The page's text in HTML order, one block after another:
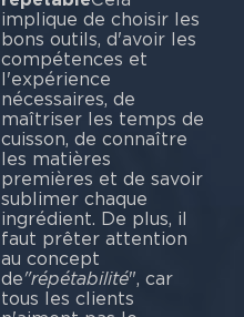
implique de choisir les
bons outils, d'avoir les
compétences et
l'expérience
nécessaires, de
maîtriser les temps de
cuisson, de connaître
les matières
premières et de savoir
sublimer chaque
ingrédient. De plus, il
faut prêter attention
au concept
de"répétabilité", car
tous les clients